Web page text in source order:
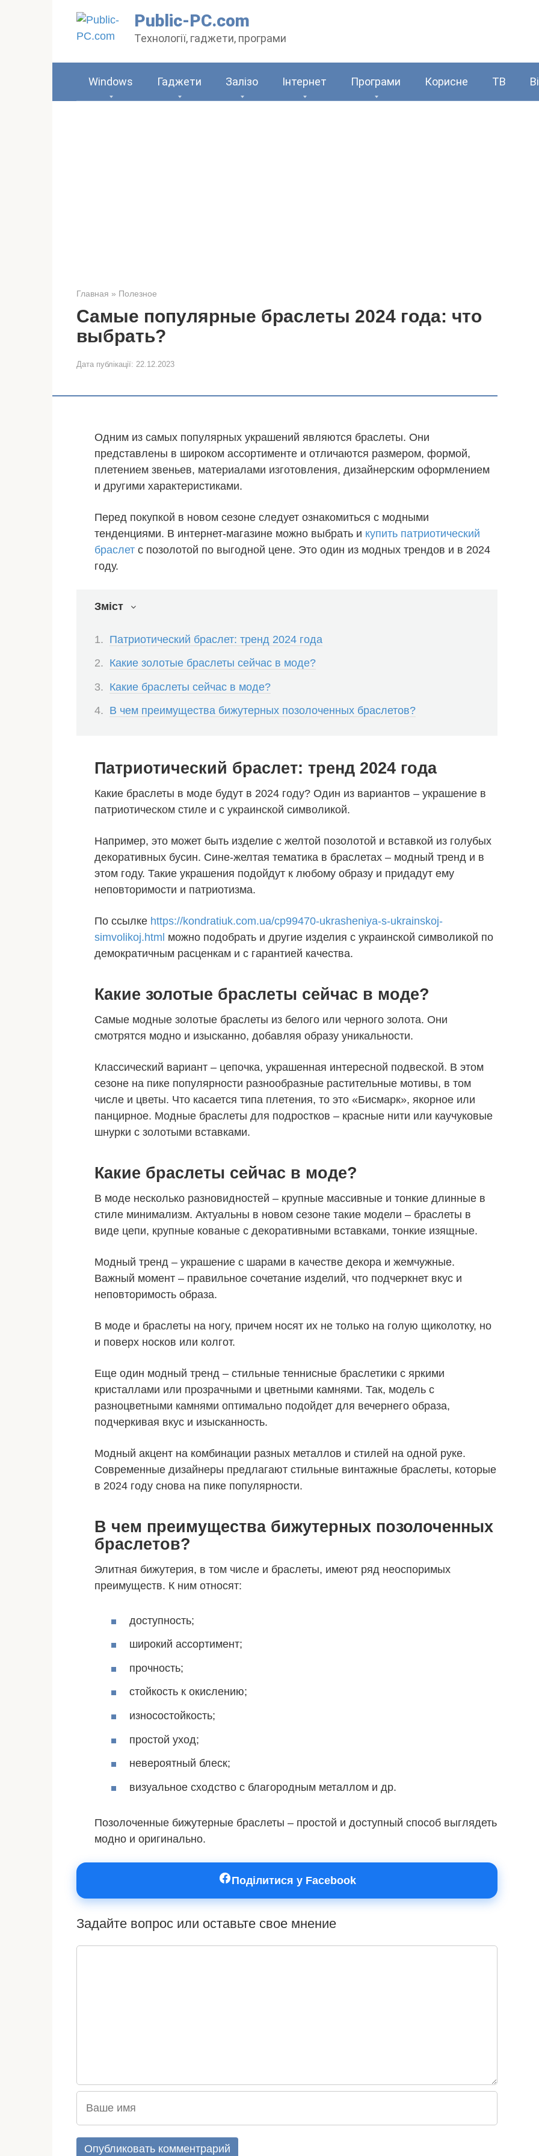
Public-PC.com
Технології, гаджети, програми
Windows Гаджети Залізо Інтернет Програми Корисне ТВ
Главная » Полезное
Самые популярные браслеты 2024 года: что
выбрать?
Дата публікації: 22.12.2023
Одним из самых популярных украшений являются браслеты. Они
представлены в широком ассортименте и отличаются размером, формой,
плетением звеньев, материалами изготовления, дизайнерским оформлением
и другими характеристиками.
Перед покупкой в новом сезоне следует ознакомиться с модными
тенденциями. В интернет-магазине можно выбрать и купить патриотический
браслет с позолотой по выгодной цене. Это один из модных трендов и в 2024
году.
Зміст
Патриотический браслет: тренд 2024 года
Какие золотые браслеты сейчас в моде?
Какие браслеты сейчас в моде?
В чем преимущества бижутерных позолоченных браслетов?
Патриотический браслет: тренд 2024 года
Какие браслеты в моде будут в 2024 году? Один из вариантов – украшение в
патриотическом стиле и с украинской символикой.
Например, это может быть изделие с желтой позолотой и вставкой из голубых
декоративных бусин. Сине-желтая тематика в браслетах – модный тренд и в
этом году. Такие украшения подойдут к любому образу и придадут ему
неповторимости и патриотизма.
По ссылке https://kondratiuk.com.ua/cp99470-ukrasheniya-s-ukrainskoj-
simvolikoj.html можно подобрать и другие изделия с украинской символикой по
демократичным расценкам и с гарантией качества.
Какие золотые браслеты сейчас в моде?
Самые модные золотые браслеты из белого или черного золота. Они
смотрятся модно и изысканно, добавляя образу уникальности.
Классический вариант – цепочка, украшенная интересной подвеской. В этом
сезоне на пике популярности разнообразные растительные мотивы, в том
числе и цветы. Что касается типа плетения, то это «Бисмарк», якорное или
панцирное. Модные браслеты для подростков – красные нити или каучуковые
шнурки с золотыми вставками.
Какие браслеты сейчас в моде?
В моде несколько разновидностей – крупные массивные и тонкие длинные в
стиле минимализм. Актуальны в новом сезоне такие модели – браслеты в
виде цепи, крупные кованые с декоративными вставками, тонкие изящные.
Модный тренд – украшение с шарами в качестве декора и жемчужные.
Важный момент – правильное сочетание изделий, что подчеркнет вкус и
неповторимость образа.
В моде и браслеты на ногу, причем носят их не только на голую щиколотку, но
и поверх носков или колгот.
Еще один модный тренд – стильные теннисные браслетики с яркими
кристаллами или прозрачными и цветными камнями. Так, модель с
разноцветными камнями оптимально подойдет для вечернего образа,
подчеркивая вкус и изысканность.
Модный акцент на комбинации разных металлов и стилей на одной руке.
Современные дизайнеры предлагают стильные винтажные браслеты, которые
в 2024 году снова на пике популярности.
В чем преимущества бижутерных позолоченных
браслетов?
Элитная бижутерия, в том числе и браслеты, имеют ряд неоспоримых
преимуществ. К ним относят:
доступность;
широкий ассортимент;
прочность;
стойкость к окислению;
износостойкость;
простой уход;
невероятный блеск;
визуальное сходство с благородным металлом и др.
Позолоченные бижутерные браслеты – простой и доступный способ выглядеть
модно и оригинально.
Поділитися у Facebook
Задайте вопрос или оставьте свое мнение